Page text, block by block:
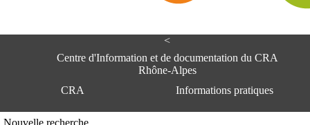
<
Centre d'Information et de documentation du CRA
Rhône-Alpes
CRA
Informations pratiques
Nouvelle recherche
e